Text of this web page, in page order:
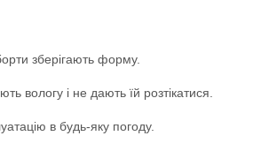
зберігають форму.
вологу і не дають їй розтікатися.
в будь-яку погоду.